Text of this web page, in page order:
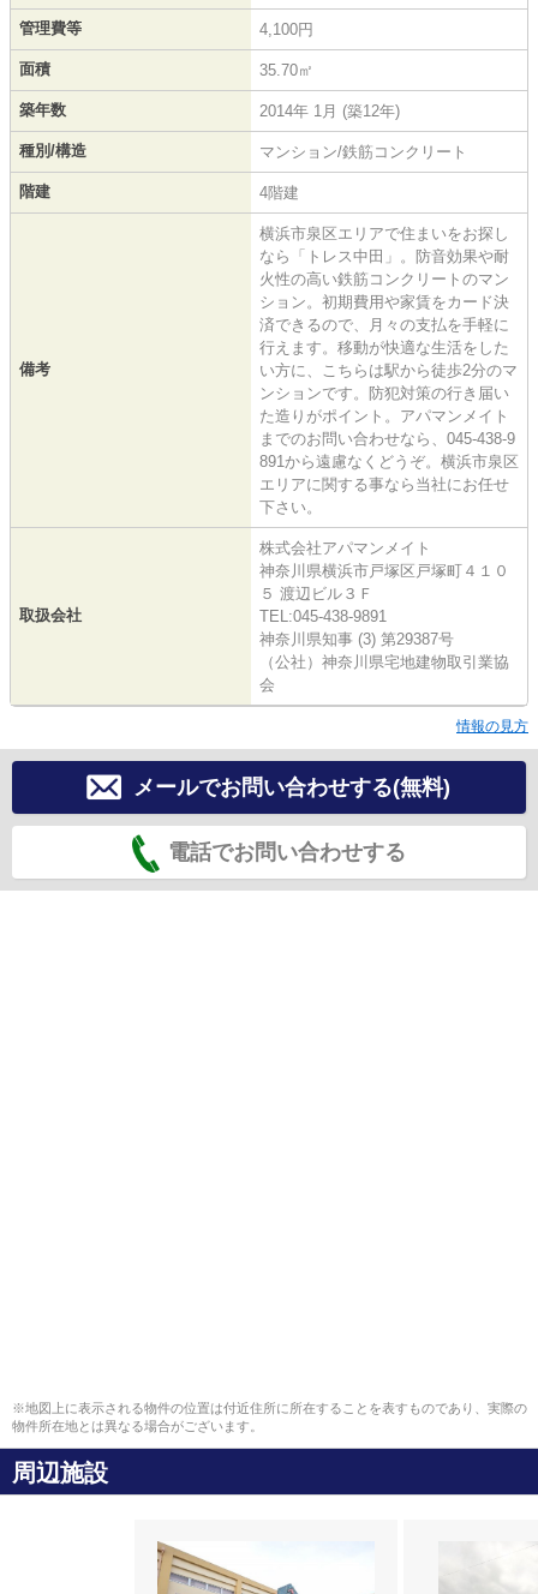
管理費等 4,100円
面積 35.70㎡
築年数 2014年 1月 (築12年)
種別/構造 マンション/鉄筋コンクリート
階建 4階建
備考
横浜市泉区エリアで住まいをお探し
なら「トレス中田」。防音効果や耐
火性の高い鉄筋コンクリートのマン
ション。初期費用や家賃をカード決
済できるので、月々の支払を手軽に
行えます。移動が快適な生活をした
い方に、こちらは駅から徒歩2分のマ
ンションです。防犯対策の行き届い
た造りがポイント。アパマンメイト
までのお問い合わせなら、045-438-9
891から遠慮なくどうぞ。横浜市泉区
エリアに関する事なら当社にお任せ
下さい。
取扱会社
株式会社アパマンメイト
神奈川県横浜市戸塚区戸塚町４１０
５ 渡辺ビル３Ｆ
TEL:045-438-9891
神奈川県知事 (3) 第29387号
（公社）神奈川県宅地建物取引業協
会
情報の見方
メールでお問い合わせする(無料)
電話でお問い合わせする
※地図上に表示される物件の位置は付近住所に所在することを表すものであり、実際の
物件所在地とは異なる場合がございます。
周辺施設